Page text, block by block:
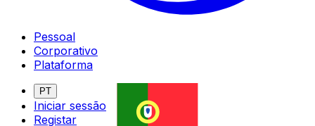
Pessoal
Corporativo
Plataforma
PT
Iniciar sessão
Registar